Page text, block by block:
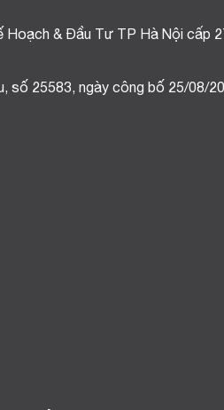
Hoạch & Đầu Tư TP Hà Nội cấp
số 25583, ngày công bố 25/08/